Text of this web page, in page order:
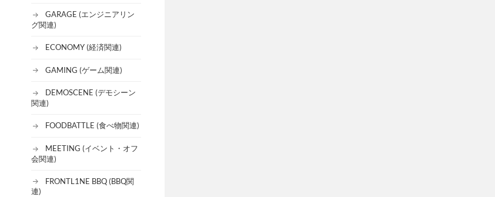
GARAGE (エンジニアリン
グ関連)
ECONOMY (経済関連)
GAMING (ゲーム関連)
DEMOSCENE (デモシーン
関連)
FOODBATTLE (食べ物関連)
MEETING (イベント・オフ
会関連)
FRONTL1NE BBQ (BBQ関
連)